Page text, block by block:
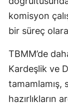
komisyon
bir süreç
TBMM’de
Kardeşlik ve
tamamlamış,
hazırlıkların